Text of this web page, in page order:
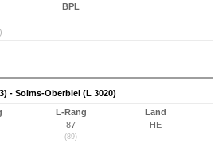
BPL
- Solms-Oberbiel (L 3020)
L-Rang
87
(89)
Land
HE